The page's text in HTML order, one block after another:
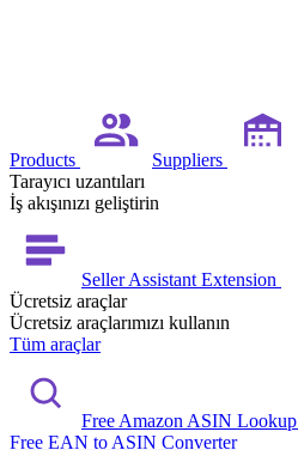
Products Suppliers
Tarayıcı uzantıları
İş akışınızı geliştirin
Seller Assistant Extension
Ücretsiz araçlar
Ücretsiz araçlarımızı kullanın
Tüm araçlar
Free Amazon ASIN Lookup
Free EAN to ASIN Converter